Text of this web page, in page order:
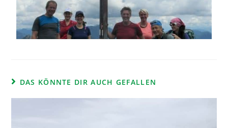
DAS KÖNNTE DIR AUCH GEFALLEN